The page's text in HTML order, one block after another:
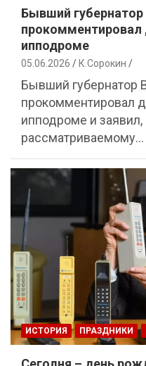
Бывший
прокомментировал
ипподроме
05.06.2026 К.Сорокин
Бывший губернатор
прокомментировал
ипподроме и заявил,
рассматриваемому…
ИСТОРИЯ ПРАЗДНИКИ